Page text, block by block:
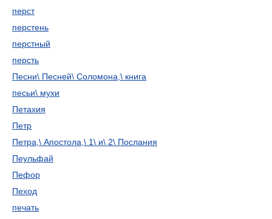
перст
перстень
перстный
персть
Песни\ Песней\ Соломона,\ книга
песьи\ мухи
Петахия
Петр
Петра,\ Апостола,\ 1\ и\ 2\ Послания
Пеульфай
Пефор
Пеход
печать